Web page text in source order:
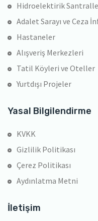
Hidroelektirik
Adalet Sarayı ve Ceza
Hastaneler
Alışveriş Merkezleri
Tatil Köyleri ve Oteller
Yurtdışı Projeler
Yasal Bilgilendirme
KVKK
Gizlilik Politikası
Çerez Politikası
Aydınlatma Metni
İletişim